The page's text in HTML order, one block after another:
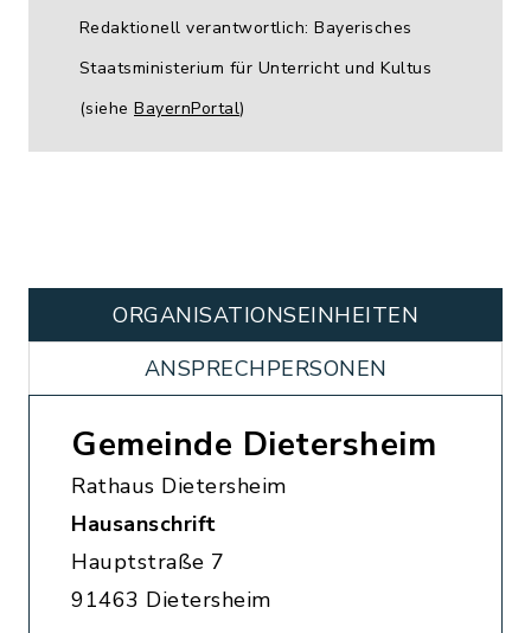
Redaktionell verantwortlich: Bayerisches
Staatsministerium für Unterricht und Kultus
(siehe BayernPortal)
ORGANISATIONS­EINHEITEN
ANSPRECHPERSONEN
Gemeinde Dietersheim
Rathaus Dietersheim
Hausanschrift
Hauptstraße 7
91463 Dietersheim